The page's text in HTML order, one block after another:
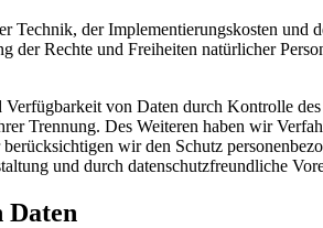
Technik, der Implementierungskosten
Rechte und Freiheiten natürlicher
von Daten durch Kontrolle
Trennung. Des Weiteren haben wir
wir den Schutz
und durch datenschutzfreundliche
Daten